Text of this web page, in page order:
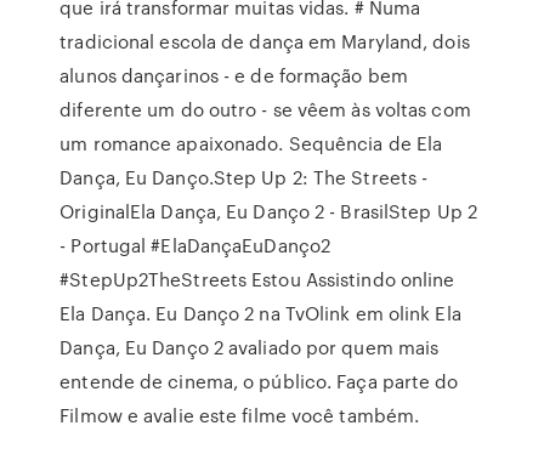
que irá transformar muitas vidas. # Numa
tradicional escola de dança em Maryland, dois
alunos dançarinos - e de formação bem
diferente um do outro - se vêem às voltas com
um romance apaixonado. Sequência de Ela
Dança, Eu Danço.Step Up 2: The Streets -
OriginalEla Dança, Eu Danço 2 - BrasilStep Up 2
- Portugal #ElaDançaEuDanço2
#StepUp2TheStreets Estou Assistindo online
Ela Dança. Eu Danço 2 na TvOlink em olink Ela
Dança, Eu Danço 2 avaliado por quem mais
entende de cinema, o público. Faça parte do
Filmow e avalie este filme você também.